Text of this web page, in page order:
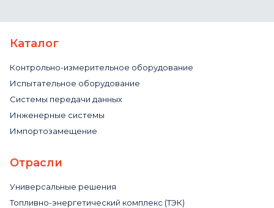
Каталог
Контрольно-измерительное оборудование
Испытательное оборудование
Системы передачи данных
Инженерные системы
Импортозамещение
Отрасли
Универсальные решения
Топливно-энергетический комплекс (ТЭК)